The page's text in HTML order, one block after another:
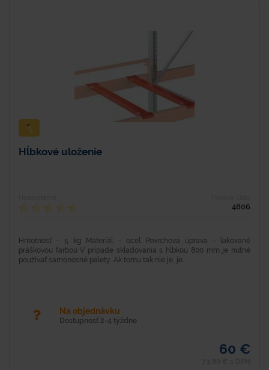
Hĺbkové uloženie
4806
Hmotnosť - 5 kg Materiál - oceľ Povrchová úprava - lakované
práškovou farbou V prípade skladovania s hĺbkou 800 mm je nutné
používať samonosné palety. Ak tomu tak nie je, je...
Na objednávku
Dostupnosť 2-4 týždne
60 €